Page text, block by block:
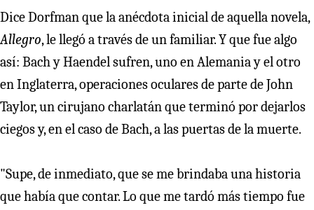
Dice Dorfman que la anécdota inicial de aquella novela,
Allegro, le llegó a través de un familiar. Y que fue algo
así: Bach y Haendel sufren, uno en Alemania y el otro
en Inglaterra, operaciones oculares de parte de John
Taylor, un cirujano charlatán que terminó por dejarlos
ciegos y, en el caso de Bach, a las puertas de la muerte.
"Supe, de inmediato, que se me brindaba una historia
que había que contar. Lo que me tardó más tiempo fue